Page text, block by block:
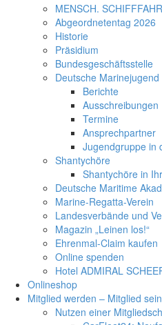
MENSCH.
Abgeordnetentag 2026
Historie
Präsidium
Bundesgeschäftsstelle
Deutsche Marinejugend
Berichte
Ausschreibungen
Termine
Ansprechpartner
Jugendgruppe in
Shantychöre
Shantychöre in
Deutsche Maritime
Marine-Regatta-Verein
Landesverbände und
Magazin „Leinen los!“
Ehrenmal-Claim kaufen
Online spenden
Hotel ADMIRAL
Onlineshop
Mitglied werden – Mitglied sein
Nutzen einer